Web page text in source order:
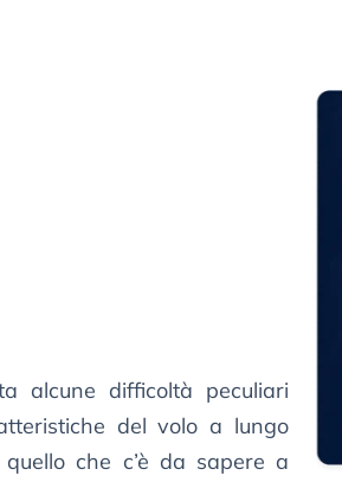
alcune difficoltà peculiari
del volo a lungo
che c’è da sapere a